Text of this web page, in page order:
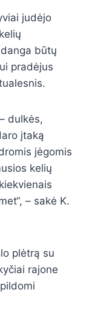
judėjo
būtų
pradėjus
dulkės,
įtaką
jėgomis
kelių
– sakė K.
plėtrą su
rajone